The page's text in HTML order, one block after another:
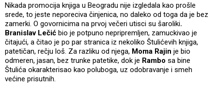
Nikada promocija knjiga u Beogradu nije izgledala kao prošle
srede, to jeste neporeciva činjenica, no daleko od toga da je bez
zamerki. O govornicima na prvoj večeri utisci su šaroliki.
Branislav Lečić bio je potpuno nepripremljen, zamuckivao je
čitajući, a čitao je po par stranica iz nekoliko Štulićevih knjiga,
patetičan, rečju loš. Za razliku od njega, Moma Rajin je bio
odmeren, jasan, bez trunke patetike, dok je Rambo sa bine
Štulića okarakterisao kao poluboga, uz odobravanje i smeh
većine prisutnih.